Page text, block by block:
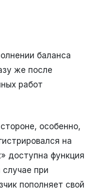
баланса
же после
работ
особенно,
на
доступна функция
при
пополняет свой